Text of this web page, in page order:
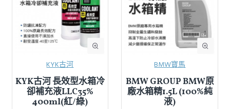
KYK古河
KYK古河 長效型水箱冷
卻補充液LLC35%
400ml(紅/綠)
BMW寶馬
BMW GROUP BMW原
廠水箱精1.5L (100%純
液)